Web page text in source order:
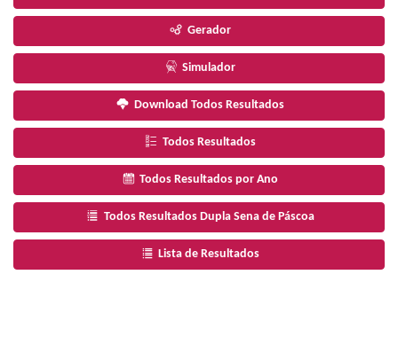
Gerador
Simulador
Download Todos Resultados
Todos Resultados
Todos Resultados por Ano
Todos Resultados Dupla Sena de Páscoa
Lista de Resultados